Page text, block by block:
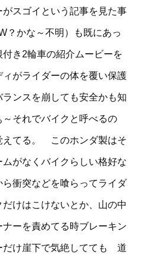
スゴイという記事を見た事
？かな～不明）も既にあっ
き2輪車の紹介ムービーを
がライダーの体を覆い保護
ンスを崩しても安全かも知
それでバイクと呼べるの
えてる。 このホンダ製はそ
がなくバイクらしい格好な
衝突などを喰らってライダ
けはこけないとか、山の中
ーを責めてる時ブレーキン
け崖下で気絶してても 道